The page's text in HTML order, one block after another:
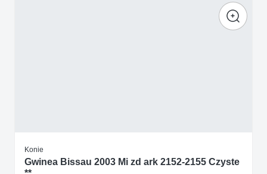
Konie
Gwinea Bissau 2003 Mi zd ark 2152-2155 Czyste